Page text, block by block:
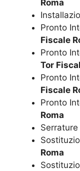
Roma
Pronto
Fiscale
Pronto
Tor
Pronto
Fiscale
Pronto
Roma
Roma